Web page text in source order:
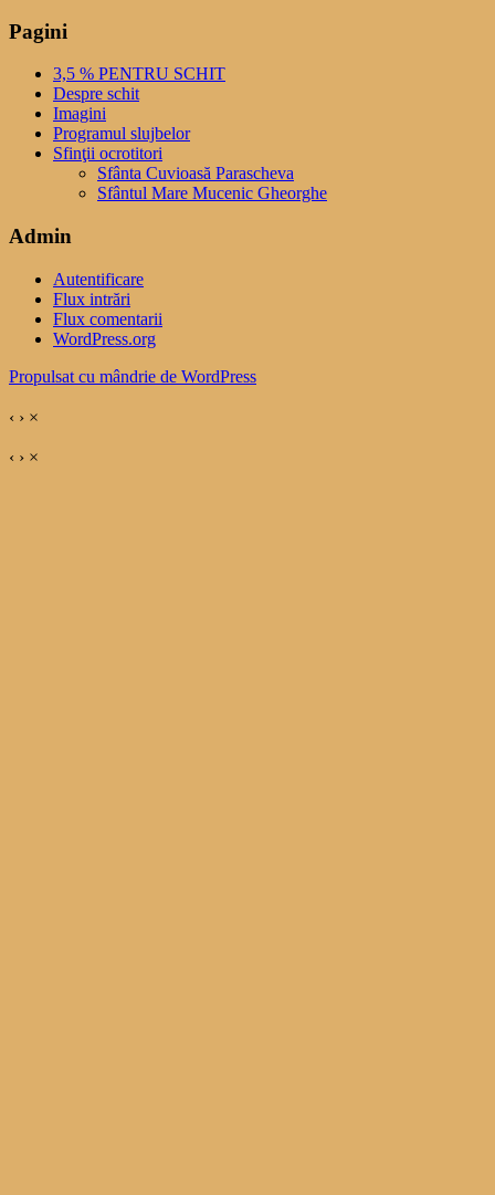
Pagini
3,5 % PENTRU SCHIT
Despre schit
Imagini
Programul slujbelor
Sfinţii ocrotitori
Sfânta Cuvioasă Parascheva
Sfântul Mare Mucenic Gheorghe
Admin
Autentificare
Flux intrări
Flux comentarii
WordPress.org
Propulsat cu mândrie de WordPress
‹ › ×
‹ › ×